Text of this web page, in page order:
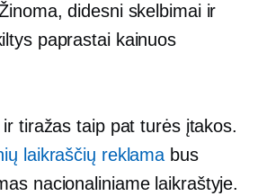
didesni skelbimai ir
paprastai kainuos
tiražas taip pat turės įtakos.
laikraščių reklama bus
nacionaliniame laikraštyje.